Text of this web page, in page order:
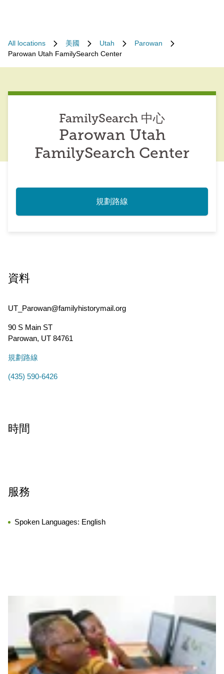
All locations 美國 Utah
Parowan
Parowan Utah FamilySearch Center
FamilySearch 中心
Parowan Utah
FamilySearch Center
規劃路線
資料
UT_Parowan@familyhistorymail.org
90 S Main ST
Parowan, UT 84761
規劃路線
(435) 590-6426
時間
服務
Spoken Languages: English